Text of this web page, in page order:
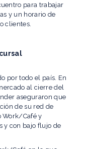
para trabajar
y un horario de
clientes.
por todo el país. En
al cierre del
aseguraron que
de su red de
Work/Café y
y con bajo flujo de